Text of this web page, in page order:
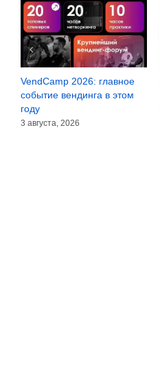
VendCamp 2026: главное
событие вендинга в этом
году
3 августа, 2026